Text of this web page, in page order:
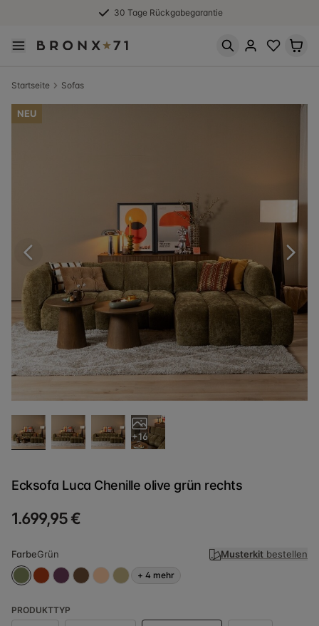
30 Tage Rückgabegarantie
Startseite Sofas
NEU
+16
Ecksofa Luca Chenille olive grün rechts
1.699,95 €
FarbeGrün Musterkit bestellen
+ 4 mehr
PRODUKTTYP